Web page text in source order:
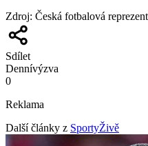
Zdroj: Česká fotbalová
Sdílet
Dennívýzva
0
Reklama
Další články z SportyŽivě